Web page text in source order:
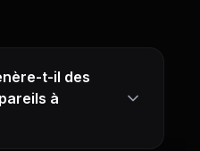
t-il des
à